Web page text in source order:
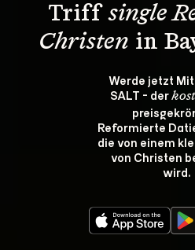
Triff single
Christen in
Werde jetzt
SALT - der
Reformierte
die von einem
von Christen
wird.